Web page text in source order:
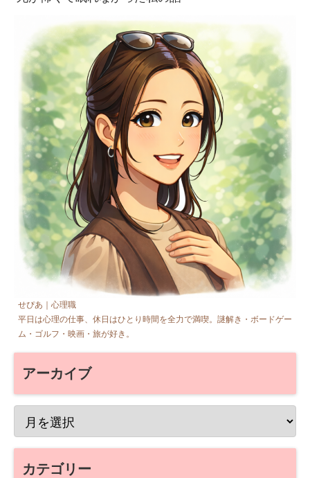
せぴあ｜心理職
平日は心理の仕事、休日はひとり時間を全力で満喫。謎解き・ボードゲー
ム・ゴルフ・映画・旅が好き。
アーカイブ
カテゴリー